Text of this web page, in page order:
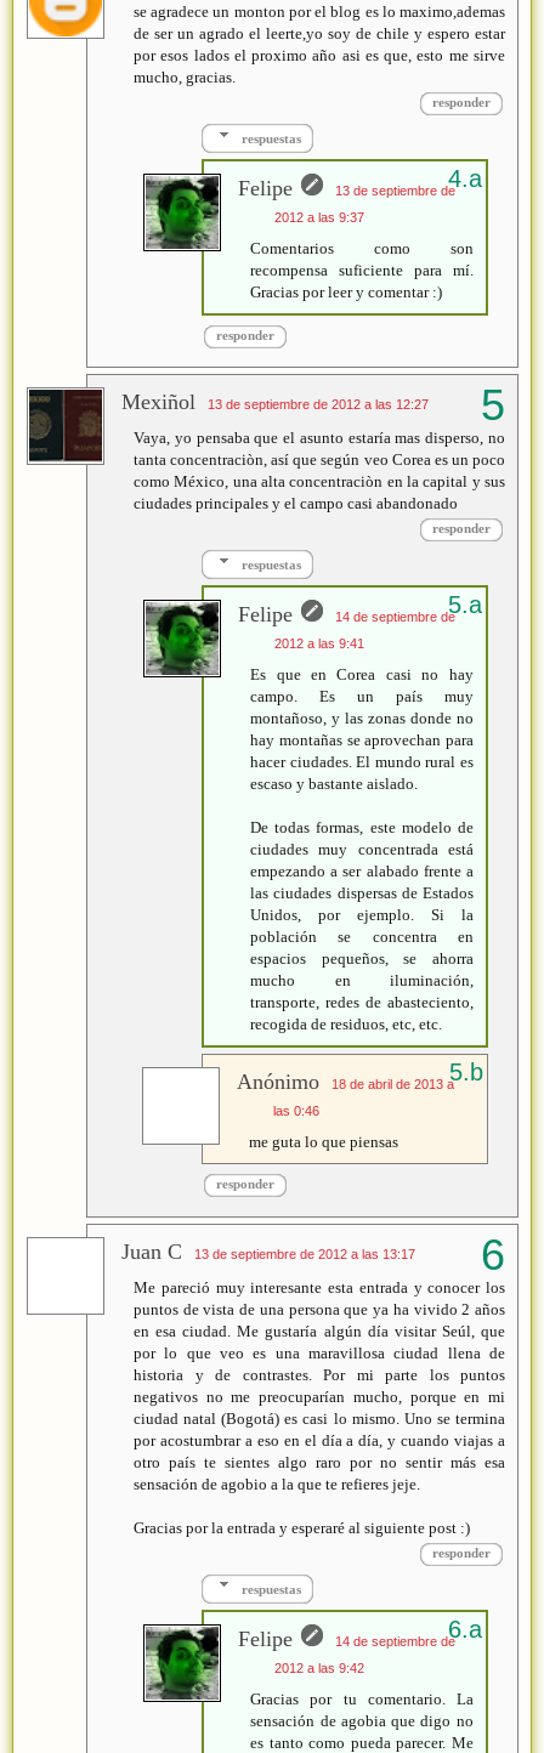
se agradece un monton por el blog es lo maximo,ademas
de ser un agrado el leerte,yo soy de chile y espero estar
por esos lados el proximo año asi es que, esto me sirve
mucho, gracias.
responder
respuestas
Felipe
13 de septiembre de
2012 a las 9:37
Comentarios como son
recompensa suficiente para mí.
Gracias por leer y comentar :)
responder
Mexiñol 13 de septiembre de 2012 a las 12:27
Vaya, yo pensaba que el asunto estaría mas disperso, no
tanta concentraciòn, así que según veo Corea es un poco
como México, una alta concentraciòn en la capital y sus
ciudades principales y el campo casi abandonado
responder
respuestas
Felipe
14 de septiembre de
2012 a las 9:41
Es que en Corea casi no hay
campo. Es un país muy
montañoso, y las zonas donde no
hay montañas se aprovechan para
hacer ciudades. El mundo rural es
escaso y bastante aislado.
De todas formas, este modelo de
ciudades muy concentrada está
empezando a ser alabado frente a
las ciudades dispersas de Estados
Unidos, por ejemplo. Si la
población se concentra en
espacios pequeños, se ahorra
mucho en iluminación,
transporte, redes de abasteciento,
recogida de residuos, etc, etc.
Anónimo
18 de abril de 2013 a
las 0:46
me guta lo que piensas
responder
Juan C 13 de septiembre de 2012 a las 13:17
Me pareció muy interesante esta entrada y conocer los
puntos de vista de una persona que ya ha vivido 2 años
en esa ciudad. Me gustaría algún día visitar Seúl, que
por lo que veo es una maravillosa ciudad llena de
historia y de contrastes. Por mi parte los puntos
negativos no me preocuparían mucho, porque en mi
ciudad natal (Bogotá) es casi lo mismo. Uno se termina
por acostumbrar a eso en el día a día, y cuando viajas a
otro país te sientes algo raro por no sentir más esa
sensación de agobio a la que te refieres jeje.
Gracias por la entrada y esperaré al siguiente post :)
responder
respuestas
Felipe
14 de septiembre de
2012 a las 9:42
Gracias por tu comentario. La
sensación de agobia que digo no
es tanto como pueda parecer. Me